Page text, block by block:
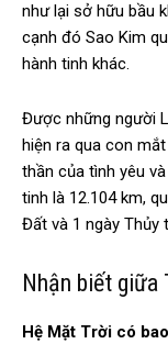
như lại sở hữu bầu
cạnh đó Sao Kim
hành tinh khác.
Được những người
hiện ra qua con
thần của tình yêu
tinh là 12.104 km,
Đất và 1 ngày Thủy
Nhận biết
Hệ Mặt Trời có